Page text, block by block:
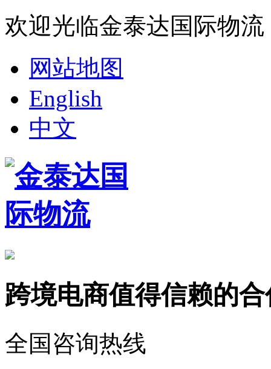
欢迎光临金泰达国际物流
网站地图
English
中文
跨境电商值得信赖的
全国咨询热线